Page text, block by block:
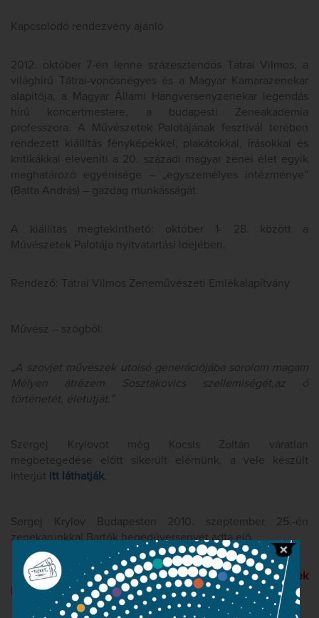
Kapcsolódó rendezvény ajánló
2012. október 7-én lenne százesztendős Tátrai Vilmos, a
világhírű Tátrai-vonósnégyes és a Magyar Kamarazenekar
alapítója, a Magyar Állami Hangversenyzenekar legendás
hírű koncertmestere, a budapesti Zeneakadémia
professzora. A Művészetek Palotájának fesztivál terében
rendezett kiállítás fényképekkel, plakátokkal, írásokkal és
kritikákkal eleveníti a 20. századi magyar zenei élet egyik
meghatározó egyénisége – „egyszemélyes intézménye”
(Batta András) – gazdag munkásságát.
A kiállítás megtekinthető: október 1- 28. között a
Művészetek Palotája nyitvatartási idejében.
Rendező: Tátrai Vilmos Zeneművészeti Emlékalapítvány
Művész – szögből:
„A szovjet művészek utolsó generációjába sorolom magam
Mélyen átrézem Sosztakovics szellemiségét,az ő
történetét, életútját.”
Szergej Krylovot még Kocsis Zoltán váratlan
megbetegedése előtt sikerült elérnünk, a vele készült
interjút itt láthatják
Sergej Krylov Budapesten 2010. szeptember 25.-én
zenekarunkkal Bartók hegedűversenyét adta elő.
Részletek Szergej Krylov 2010-es vendégszereplésének
kritikáiból: